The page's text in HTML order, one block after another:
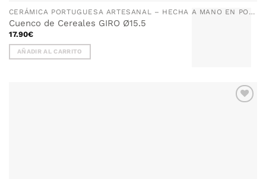
CERÁMICA PORTUGUESA ARTESANAL – HECHA A MANO EN PORTUGAL
Cuenco de Cereales GIRO Ø15.5
17.90€
AÑADIR AL CARRITO